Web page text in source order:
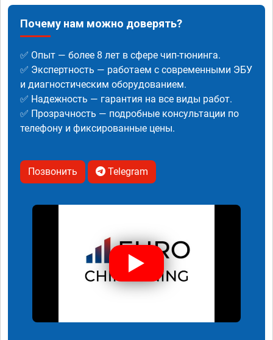
Почему нам можно доверять?
✅ Опыт — более 8 лет в сфере чип-тюнинга.
✅ Экспертность — работаем с современными ЭБУ
и диагностическим оборудованием.
✅ Надежность — гарантия на все виды работ.
✅ Прозрачность — подробные консультации по
телефону и фиксированные цены.
Позвонить Telegram